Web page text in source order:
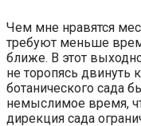
Чем мне нравятся
требуют меньше
ближе. В этот
не торопясь двинуть
ботанического сада
немыслимое время,
дирекция сада